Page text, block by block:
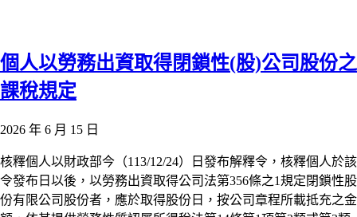
個人以勞務出資取得閉鎖性(股)公司股份之
課稅規定
2026 年 6 月 15 日
核釋個人以財政部今（113/12/24）日發布解釋令，核釋個人於該
令發布日以後，以勞務出資取得公司法第356條之1規定閉鎖性股
份有限公司股份者，應於取得股份日，按公司章程所載抵充之金